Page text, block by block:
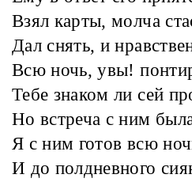
Взял карты, молча
Дал снять, и
Всю ночь, увы!
Тебе знаком ли сей
Но встреча с ним
Я с ним готов всю
И до полдневного